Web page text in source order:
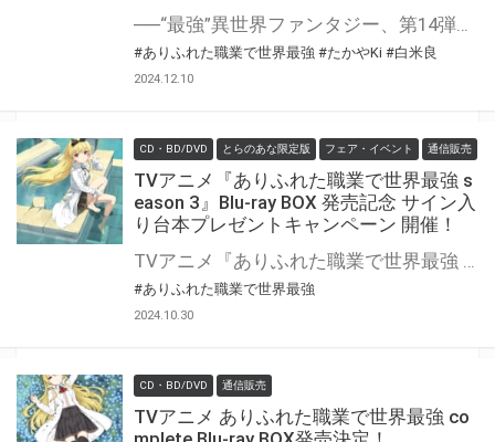
#ありふれた職業で世界最強 #たかやKi #白米良
2024.12.10
CD・BD/DVD とらのあな限定版 フェア・イベント 通信販売
TVアニメ『ありふれた職業で世界最強 s
eason 3』Blu-ray BOX 発売記念 サイン入
り台本プレゼントキャンペーン 開催！
#ありふれた職業で世界最強
2024.10.30
CD・BD/DVD 通信販売
TVアニメ ありふれた職業で世界最強 co